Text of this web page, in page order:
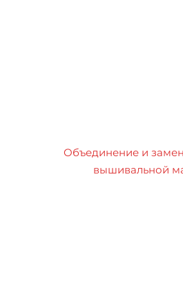
Объединение и
вышивальной